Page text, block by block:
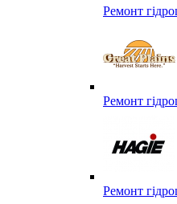
Ремонт
Ремонт
Ремонт